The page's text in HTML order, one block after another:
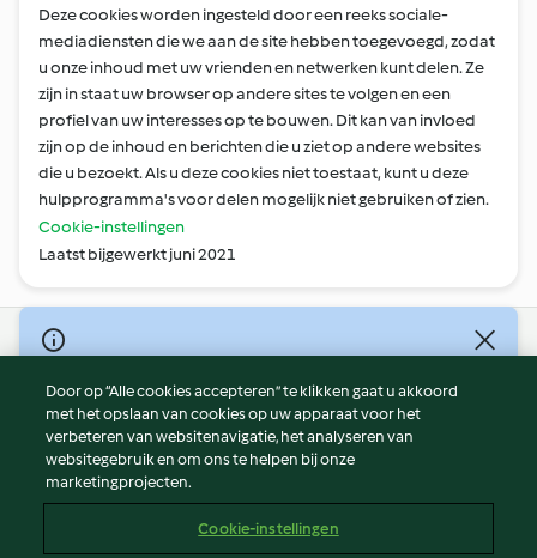
Deze cookies worden ingesteld door een reeks sociale-
mediadiensten die we aan de site hebben toegevoegd, zodat
u onze inhoud met uw vrienden en netwerken kunt delen. Ze
zijn in staat uw browser op andere sites te volgen en een
profiel van uw interesses op te bouwen. Dit kan van invloed
zijn op de inhoud en berichten die u ziet op andere websites
die u bezoekt. Als u deze cookies niet toestaat, kunt u deze
hulpprogramma's voor delen mogelijk niet gebruiken of zien.
Cookie-instellingen
Laatst bijgewerkt juni 2021
© Copyright 2026
Gebruiksvoorwaarden
Privacybeleid
Disclaimer
Colofon
Rapporteer inhoud
Door op “Alle cookies accepteren” te klikken gaat u akkoord
met het opslaan van cookies op uw apparaat voor het
verbeteren van websitenavigatie, het analyseren van
websitegebruik en om ons te helpen bij onze
marketingprojecten.
Cookie-instellingen